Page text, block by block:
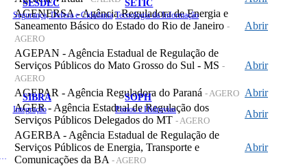
SESDEC
Segurança, Defesa e Cidadania
SETIC
Tecnologia da Informação
SIBRA
Integração
SOPH
Portos e Hidrovias
AGENERSA - Agência Reguladora de Energia e
Saneamento Básico do Estado do Rio de Janeiro -
AGERO
Abrir
AGEPAN - Agência Estadual de Regulação de
Serviços Públicos do Mato Grosso do Sul - MS -
AGERO
Abrir
AGEPAR - Agência Reguladora do Paraná - AGERO Abrir
AGER - Agência Estadual de Regulação dos
Serviços Públicos Delegados do MT - AGERO
Abrir
AGERBA - Agência Estadual de Regulação de
Serviços Públicos de Energia, Transporte e
Comunicações da BA - AGERO
Abrir